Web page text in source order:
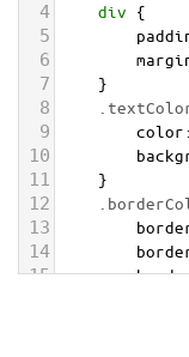
4 div {
5
6
7 }
8
9 color
10
11 }
12
13
14
15